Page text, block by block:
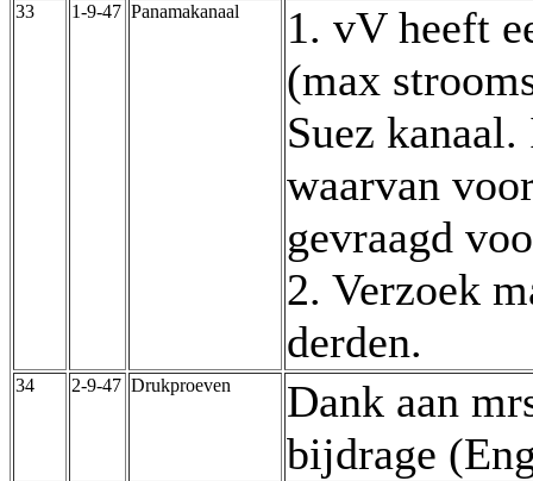
33 1-9-47 Panamakanaal
1. vV heeft
(max
Suez
waarvan
gevraagd
2. Verzoek
derden.
34 2-9-47 Drukproeven
Dank aan
bijdrage